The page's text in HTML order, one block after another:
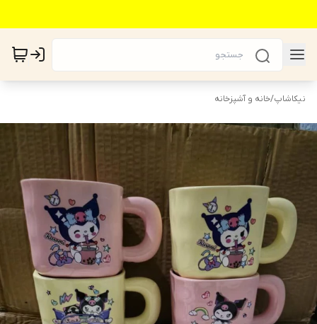
نیکاشاپ/خانه و آشپزخانه